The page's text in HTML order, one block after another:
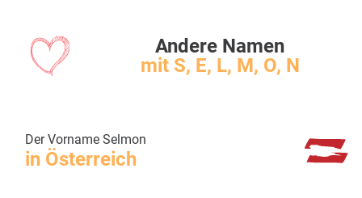
Andere Namen
mit S, E, L, M, O, N
Der Vorname Selmon
in Österreich